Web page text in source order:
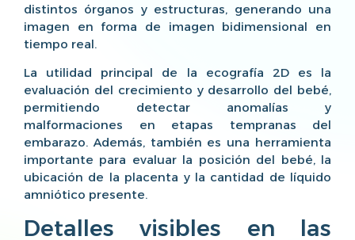
distintos órganos y estructuras, generando una
imagen en forma de imagen bidimensional en
tiempo real.
La utilidad principal de la ecografía 2D es la
evaluación del crecimiento y desarrollo del bebé,
permitiendo detectar anomalías y
malformaciones en etapas tempranas del
embarazo. Además, también es una herramienta
importante para evaluar la posición del bebé, la
ubicación de la placenta y la cantidad de líquido
amniótico presente.
Detalles visibles en las